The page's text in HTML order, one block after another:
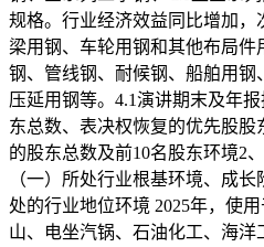
规格。行业经济效益同比增加，
梁用钢、车轮用钢和其他布局件
钢、管线钢、耐候钢、船舶用钢
压延用钢等。4.1演讲期末及年
东总数、表决权恢复的优先股
的股东总数及前10名股东环境2
（一）所处行业根基环境、成
处的行业地位环境 2025年，使
山、电坐汽锅、石油化工、海